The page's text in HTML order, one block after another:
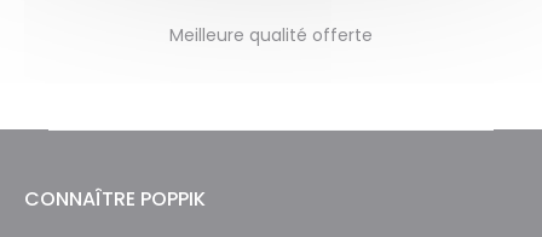
Meilleure qualité offerte
CONNAÎTRE POPPIK